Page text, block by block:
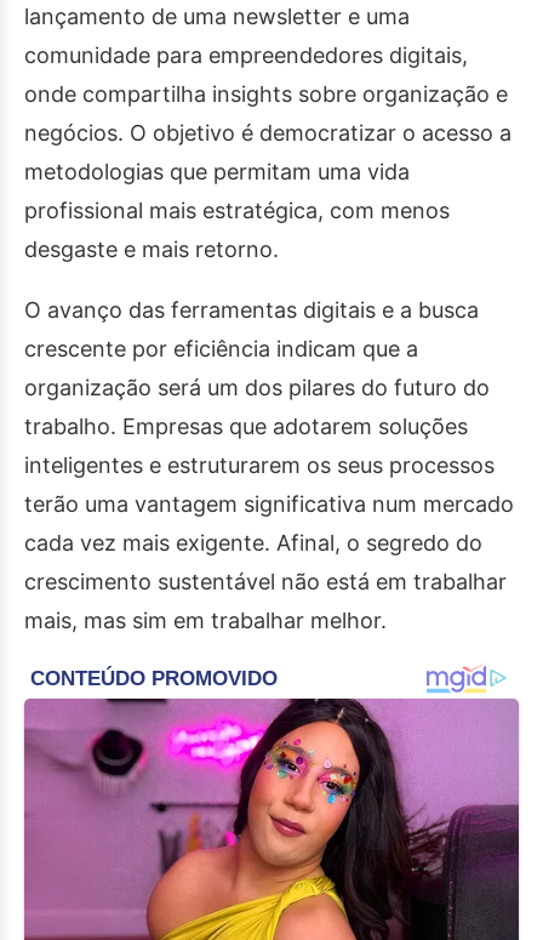
lançamento de uma newsletter e uma
comunidade para empreendedores digitais,
onde compartilha insights sobre organização e
negócios. O objetivo é democratizar o acesso a
metodologias que permitam uma vida
profissional mais estratégica, com menos
desgaste e mais retorno.
O avanço das ferramentas digitais e a busca
crescente por eficiência indicam que a
organização será um dos pilares do futuro do
trabalho. Empresas que adotarem soluções
inteligentes e estruturarem os seus processos
terão uma vantagem significativa num mercado
cada vez mais exigente. Afinal, o segredo do
crescimento sustentável não está em trabalhar
mais, mas sim em trabalhar melhor.